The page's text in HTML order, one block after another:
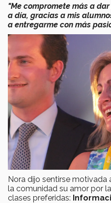
"Me compromete más a
a día, gracias a mis
a entregarme con más
Nora dijo sentirse
la comunidad su amor por
clases preferidas: